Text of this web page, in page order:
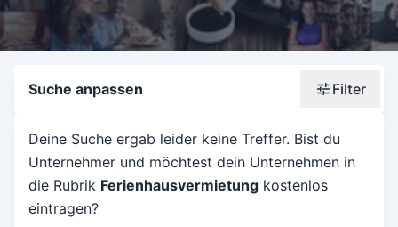
Suche anpassen Filter
Wonach suchst du?
Stadt oder Postleitzahl
Umkreis in Km
Deine Suche ergab leider keine Treffer. Bist du
Unternehmer und möchtest dein Unternehmen in
die Rubrik Ferienhausvermietung kostenlos
eintragen?